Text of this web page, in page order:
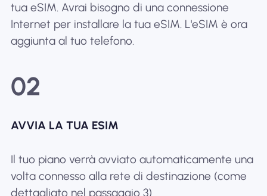
tua eSIM. Avrai bisogno di una connessione
Internet per installare la tua eSIM. L'eSIM è ora
aggiunta al tuo telefono.
02
AVVIA LA TUA ESIM
Il tuo piano verrà avviato automaticamente una
volta connesso alla rete di destinazione (come
dettagliato nel passaggio 3)